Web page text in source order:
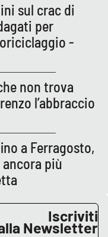
sul crac di
per
-
non trova
l’abbraccio
a Ferragosto,
ancora più
Iscriviti
Newsletter